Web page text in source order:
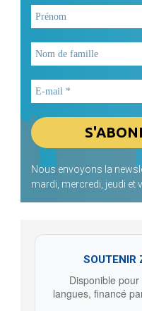
Nous envoyons la
mardi, mercredi, jeudi et
SOUTENIR
Disponible
langues, financé